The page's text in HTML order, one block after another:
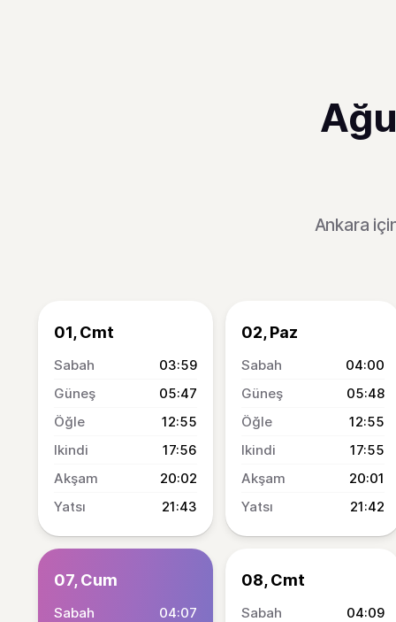
Ankara
01, Cmt
03:59
05:47
12:55
17:56
20:02
21:43
02, Paz
04:00
05:48
12:55
17:55
20:01
21:42
07, Cum
04:07
08, Cmt
04:09